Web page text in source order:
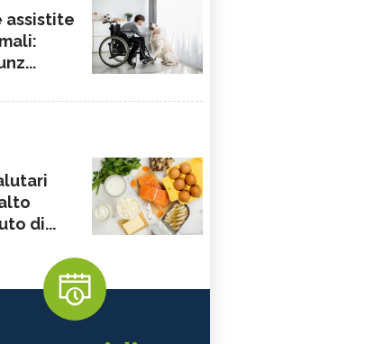
assistite
di...